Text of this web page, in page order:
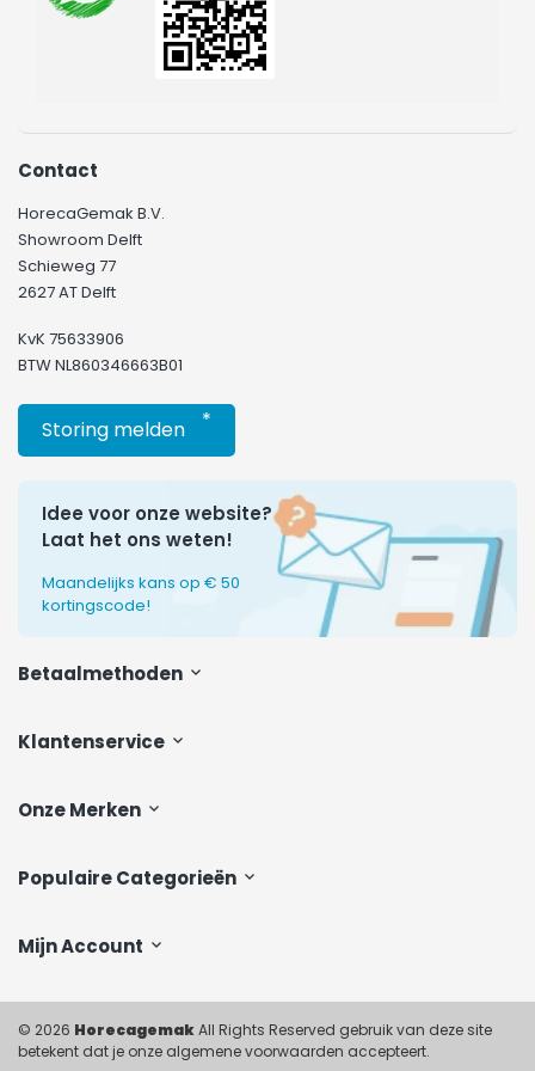
Klantenservice
Onze Merken
Populaire Categorieën
Mijn Account
Contact
HorecaGemak B.V.
Showroom Delft
Schieweg 77
2627 AT Delft
KvK 75633906
BTW NL860346663B01
Storing melden *
Idee voor onze website?
Laat het ons weten!
Maandelijks kans op € 50
kortingscode!
Betaalmethoden
© 2026 HorecagemakAll Rights Reserved gebruik van deze site
betekent dat je onze algemene voorwaarden accepteert.